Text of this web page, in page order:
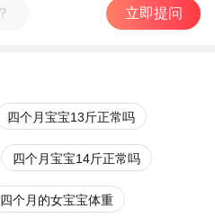
立即提问
四个月宝宝13斤正常吗
四个月宝宝14斤正常吗
四个月的女宝宝体重